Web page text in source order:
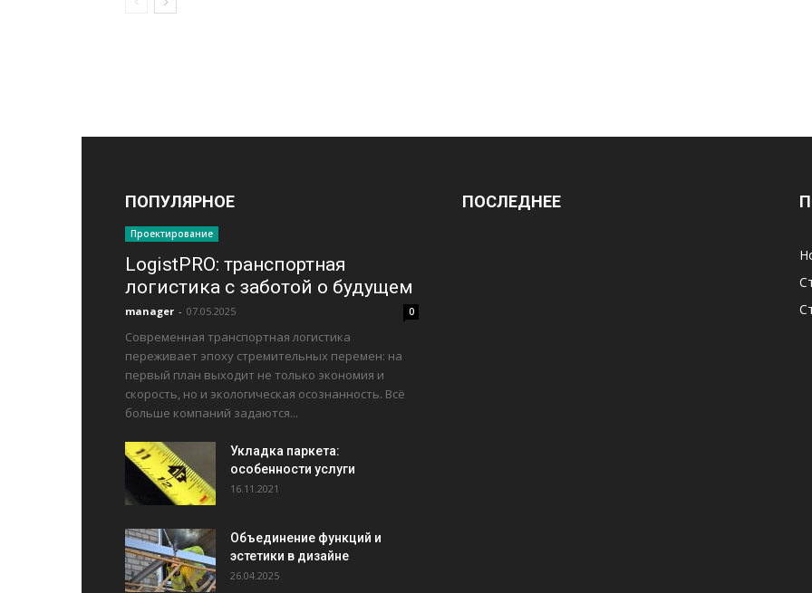
ПОПУЛЯРНОЕ
Проектирование
LogistPRO: транспортная
логистика с заботой о будущем
manager - 07.05.2025 0
Современная транспортная логистика
переживает эпоху стремительных перемен: на
первый план выходит не только экономия и
скорость, но и экологическая осознанность. Всё
больше компаний задаются...
Укладка паркета:
особенности услуги
16.11.2021
Объединение функций и
эстетики в дизайне
26.04.2025
ПОСЛЕДНЕЕ